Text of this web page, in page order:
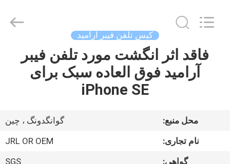
صفحه
اصلی
Technology
کیس تلفن فیبر آرامید
فاقد اثر انگشت مورد تلفن فیبر
آرامید فوق العاده سبک برای
iPhone SE
محل منبع:
گوانگدونگ ، چین
نام تجاری:
JRL OR OEM
گواهی:
SGS